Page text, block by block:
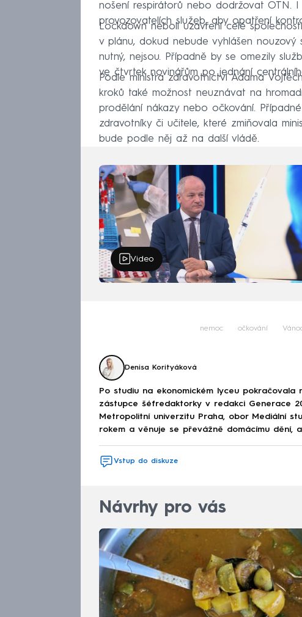
nošení respirátorů nebo dodržovat OTN.
provozovatelích služeb, aby opatření
Lockdown neboli uzavření celé
v plánu, dokud nebude vyhlášen
nutný, nejsou. Případně by se omezily
ve čtvrtek novinářům po jednání
Podle ministra zdravotnictví Adama
kroků také možnost neuznávat na
prodělání nákazy nebo očkování.
zdravotníky či učitele, které zmiňovala
bude podle něj až na další vládě.
Video
nemoc očkování
Denisa Korityáková
Po studiu na ekonomickém lyceu pokračovala
zástupce šéfredaktorky v redakci Generace
Metropolitní univerzitu Praha, obor Mediální
rokem a věnuje se převážně domácímu
Vstup do diskuze
Návrhy pro vás